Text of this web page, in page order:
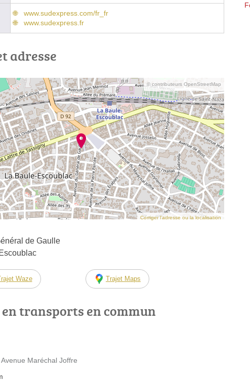
www.sudexpress.com/fr_fr
www.sudexpress.fr
adresse
© contributeurs OpenStreetMap
Corriger l’adresse ou la localisation
de Gaulle
Waze Trajet Maps
transports en commun
Maréchal Joffre